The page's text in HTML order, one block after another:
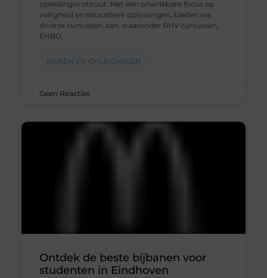
opleidingsinstituut. Met een onwrikbare focus op
veiligheid en educatieve oplossingen, bieden we
diverse cursussen aan, waaronder BHV cursussen,
EHBO,
BANEN EN OPLEIDINGEN
Geen Reacties
Ontdek de beste bijbanen voor
studenten in Eindhoven